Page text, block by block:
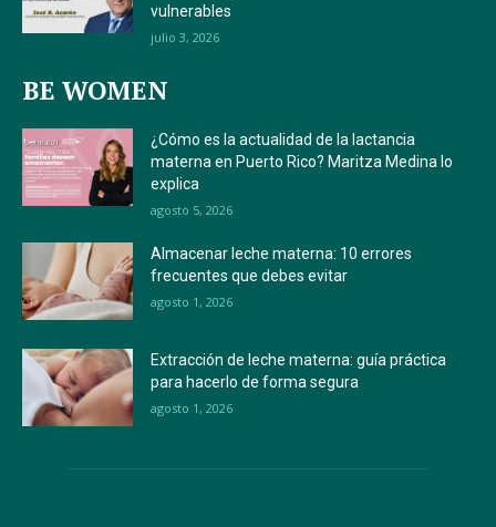
vulnerables
julio 3, 2026
BE WOMEN
¿Cómo es la actualidad de la lactancia
materna en Puerto Rico? Maritza Medina lo
explica
agosto 5, 2026
Almacenar leche materna: 10 errores
frecuentes que debes evitar
agosto 1, 2026
Extracción de leche materna: guía práctica
para hacerlo de forma segura
agosto 1, 2026